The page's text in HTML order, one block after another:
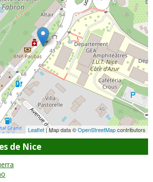
Leaflet | Map data ©OpenStreetMapcontributors
de Nice